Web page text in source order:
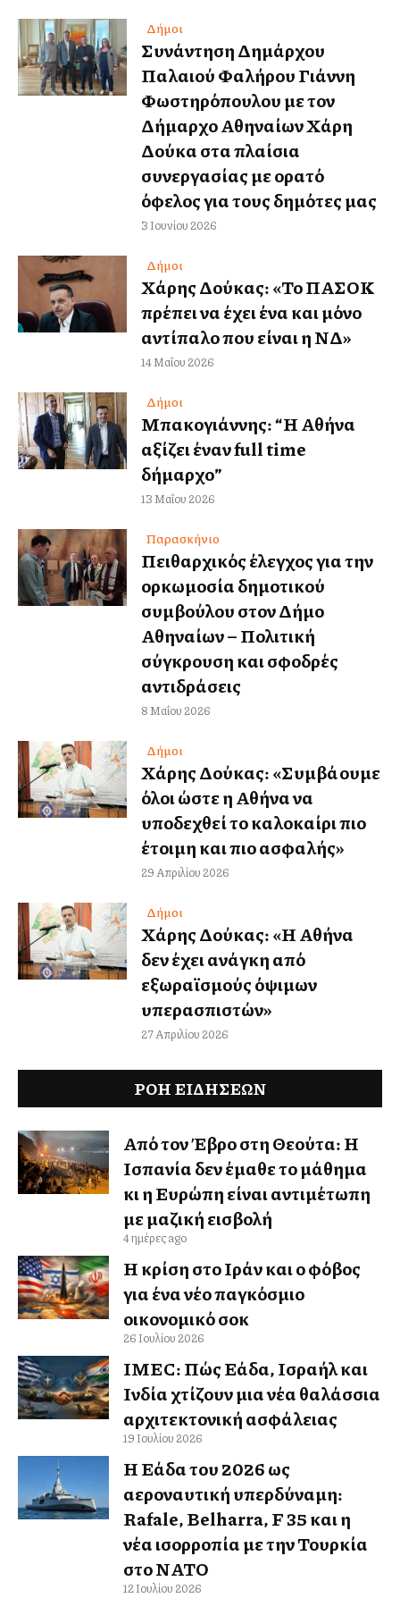
Δήμοι
Συνάντηση Δημάρχου
Παλαιού Φαλήρου Γιάννη
Φωστηρόπουλου με τον
Δήμαρχο Αθηναίων Χάρη
Δούκα στα πλαίσια
συνεργασίας με ορατό
όφελος για τους δημότες μας
3 Ιουνίου 2026
Δήμοι
Χάρης Δούκας: «Το ΠΑΣΟΚ
πρέπει να έχει ένα και μόνο
αντίπαλο που είναι η ΝΔ»
14 Μαΐου 2026
Δήμοι
Μπακογιάννης: “Η Αθήνα
αξίζει έναν full time
δήμαρχο”
13 Μαΐου 2026
Παρασκήνιο
Πειθαρχικός έλεγχος για την
ορκωμοσία δημοτικού
συμβούλου στον Δήμο
Αθηναίων – Πολιτική
σύγκρουση και σφοδρές
αντιδράσεις
8 Μαΐου 2026
Δήμοι
Χάρης Δούκας: «Συμβάλλουμε
όλοι ώστε η Αθήνα να
υποδεχθεί το καλοκαίρι πιο
έτοιμη και πιο ασφαλής»
29 Απριλίου 2026
Δήμοι
Χάρης Δούκας: «Η Αθήνα
δεν έχει ανάγκη από
εξωραϊσμούς όψιμων
υπερασπιστών»
27 Απριλίου 2026
ΡΟΗ ΕΙΔΉΣΕΩΝ
Από τον Έβρο στη Θεούτα: Η
Ισπανία δεν έμαθε το μάθημα
κι η Ευρώπη είναι αντιμέτωπη
με μαζική εισβολή
4 ημέρες ago
Η κρίση στο Ιράν και ο φόβος
για ένα νέο παγκόσμιο
οικονομικό σοκ
26 Ιουλίου 2026
IMEC: Πώς Ελλάδα, Ισραήλ και
Ινδία χτίζουν μια νέα θαλάσσια
αρχιτεκτονική ασφάλειας
19 Ιουλίου 2026
Η Ελλάδα του 2026 ως
αεροναυτική υπερδύναμη:
Rafale, Belharra, F 35 και η
νέα ισορροπία με την Τουρκία
στο ΝΑΤΟ
12 Ιουλίου 2026